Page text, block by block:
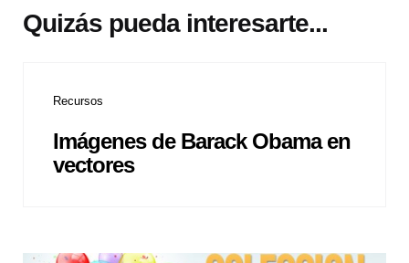
Quizás pueda interesarte...
Recursos
Imágenes de Barack Obama en
vectores